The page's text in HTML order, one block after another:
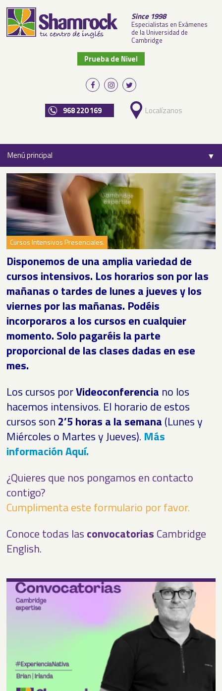
Since 1998
Especialistas en Exámenes
de la Universidad de
Cambridge
Prueba de Nivel
968 220 169 Localízanos
Menú principal ▼
▼
Cursos Intensivos Presenciales.
Disponemos de una amplia variedad de
cursos intensivos. Los horarios son por las
mañanas o tardes de lunes a jueves y los
viernes por las mañanas. Podéis
incorporaros a los cursos en cualquier
momento. Solo pagaréis la parte
proporcional de las clases dadas en ese
mes.
Los cursos porVideoconferencia no los
hacemos intensivos. El horario de estos
cursos son 2’5 horas a la semana (Lunes y
Miércoles o Martes y Jueves). Más
información Aquí.
¿Quieres que nos pongamos en contacto
contigo?
Cumplimenta este formulario por favor.
Conoce todas las convocatorias Cambridge
English.